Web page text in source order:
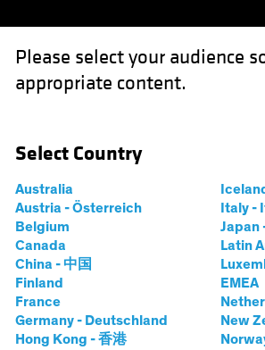
Please select your audience
appropriate content.
Select Country
Australia
Austria - Österreich
Belgium
Canada
China - 中国
Finland
France
Germany - Deutschland
Hong Kong - 香港
Italy -
Japan
Latin
EMEA
New
Fonds
and Mid